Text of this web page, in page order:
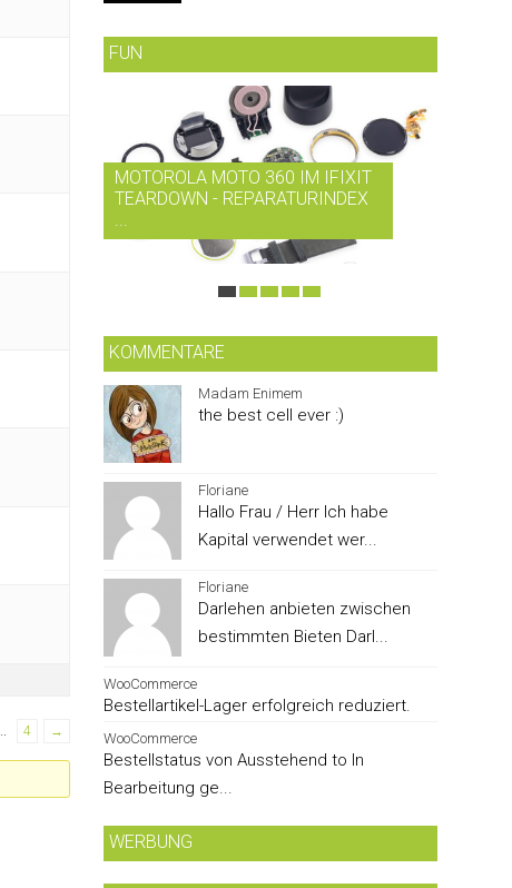
4 →
FUN
MOTOROLA MOTO 360 IM IFIXIT
TEARDOWN - REPARATURINDEX
...
KOMMENTARE
Madam Enimem
the best cell ever :)
Floriane
Hallo Frau / Herr Ich habe
Kapital verwendet wer...
Floriane
Darlehen anbieten zwischen
bestimmten Bieten Darl...
WooCommerce
Bestellartikel-Lager erfolgreich reduziert.
WooCommerce
Bestellstatus von Ausstehend to In
Bearbeitung ge...
WERBUNG